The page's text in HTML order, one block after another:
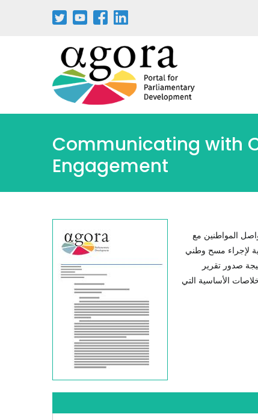
Communicating with
Engagement
المواطنين مع
لإجراء مسح وطني
صدور تقرير
الأساسية التي